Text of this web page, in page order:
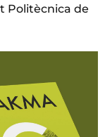
Politècnica de